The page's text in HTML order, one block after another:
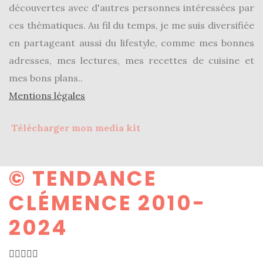
découvertes avec d'autres personnes intéressées par
ces thématiques. Au fil du temps, je me suis diversifiée
en partageant aussi du lifestyle, comme mes bonnes
adresses, mes lectures, mes recettes de cuisine et
mes bons plans..
Mentions légales
Télécharger mon media kit
© TENDANCE
CLÉMENCE 2010-
2024